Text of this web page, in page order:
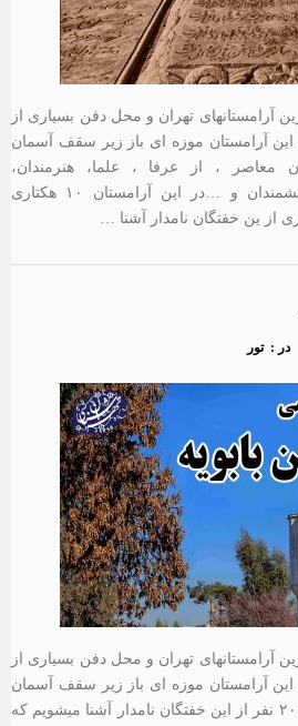
آرامستانهای تهران و محل دفن بسیاری از
این آرامستان موزه ای باز زیر سقف آسمان
معاصر ، از عرفا ، علما، هنرمندان،
سیاستمداران ، نظامیان ،دانشمندان و …در این آرامستان ۱۰ هکتاری
از ین خفتگان نامدار آشنا …
در :تور
آرامستانهای تهران و محل دفن بسیاری از
این آرامستان موزه ای باز زیر سقف آسمان
است . در این تور با بیش از ۲۰۰ نفر از این خفتگان نامدار آشنا میشویم که